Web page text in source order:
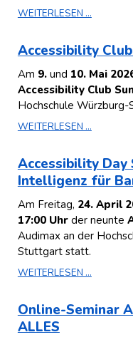
WEITERLESEN ...
Accessibility
Am 9.und 10. Mai
Accessibility Club
Hochschule
WEITERLESEN ...
Accessibility
Intelligenz für
Am Freitag, 24. April
17:00 Uhrder neunte
Audimax an der
Stuttgart statt.
WEITERLESEN ...
Online-Seminar
ALLES